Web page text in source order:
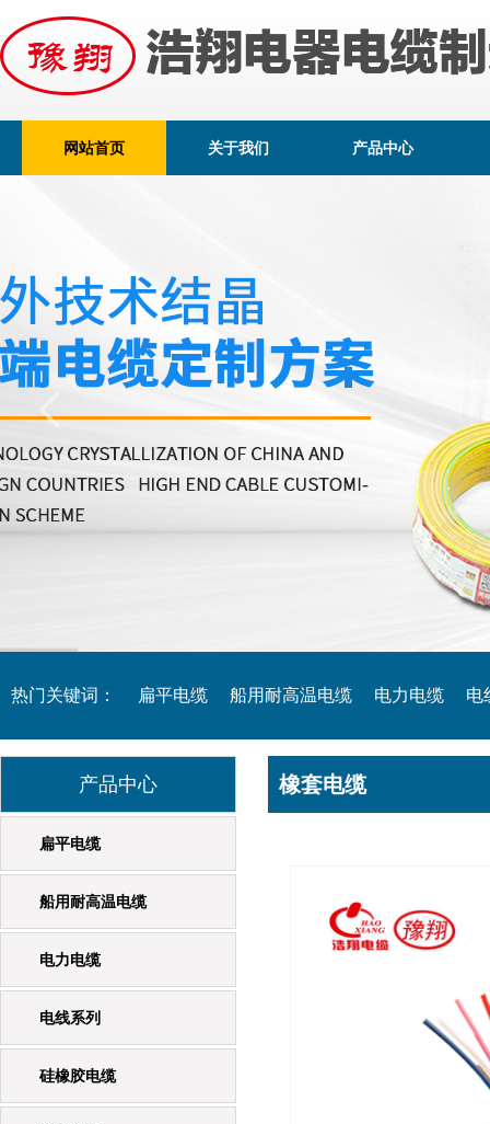
网站首页 关于我们 产品中心
热门关键词： 扁平电缆 船用耐高温电缆 电力电缆 电
起重机专用电缆 橡套电缆
产品中心
扁平电缆
船用耐高温电缆
电力电缆
电线系列
硅橡胶电缆
橡套电缆